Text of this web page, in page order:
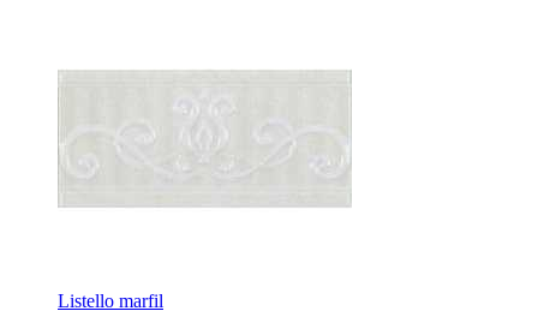
Listello marfil